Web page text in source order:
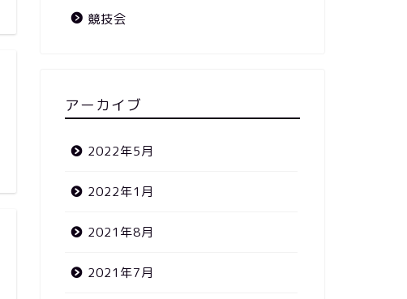
競技会
アーカイブ
2022年5月
2022年1月
2021年8月
2021年7月